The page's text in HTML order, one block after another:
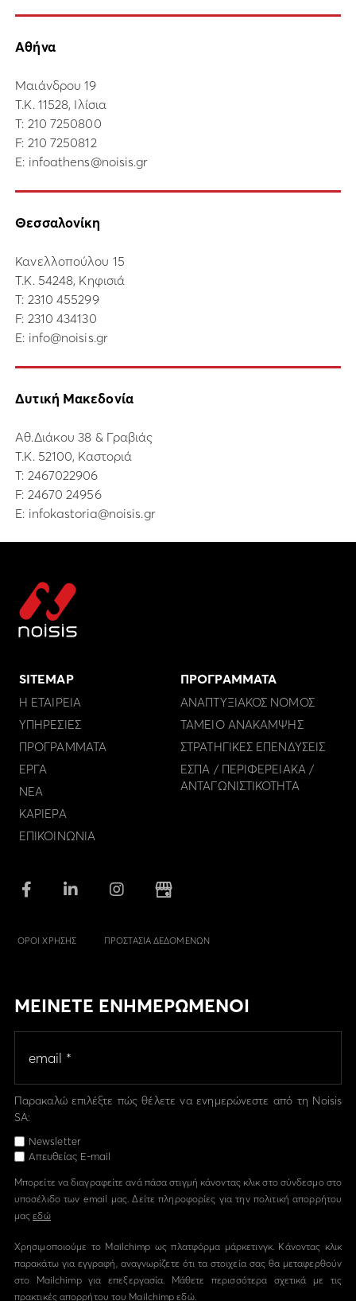
Αθήνα
Μαιάνδρου 19
Τ.Κ. 11528, Ιλίσια
Τ: 210 7250800
F: 210 7250812
E: infoathens@noisis.gr
Θεσσαλονίκη
Κανελλοπούλου 15
Τ.Κ. 54248, Κηφισιά
Τ: 2310 455299
F: 2310 434130
E: info@noisis.gr
Δυτική Μακεδονία
Αθ.Διάκου 38 & Γραβιάς
Τ.Κ. 52100, Καστοριά
Τ: 2467022906
F: 24670 24956
E: infokastoria@noisis.gr
SITEMAP
Η ΕΤΑΙΡΕΙΑ
ΥΠΗΡΕΣΙΕΣ
ΠΡΟΓΡΑΜΜΑΤΑ
ΕΡΓΑ
ΝΕΑ
ΚΑΡΙΕΡΑ
ΕΠΙΚΟΙΝΩΝΙΑ
ΠΡΟΓΡΑΜΜΑΤΑ
ΑΝΑΠΤΥΞΙΑΚΟΣ ΝΟΜΟΣ
ΤΑΜΕΙΟ ΑΝΑΚΑΜΨΗΣ
ΣΤΡΑΤΗΓΙΚΕΣ ΕΠΕΝΔΥΣΕΙΣ
ΕΣΠΑ / ΠΕΡΙΦΕΡΕΙΑΚΑ /
ΑΝΤΑΓΩΝΙΣΤΙΚΟΤΗΤΑ
ΟΡΟΙ ΧΡΗΣΗΣ ΠΡΟΣΤΑΣΙΑ ΔΕΔΟΜΕΝΩΝ
ΜΕΙΝΕΤΕ ΕΝΗΜΕΡΩΜΕΝΟΙ
Παρακαλώ επιλέξτε πώς θέλετε να ενημερώνεστε από τη Noisis
SA:
Newsletter
Απευθείας E-mail
Μπορείτε να διαγραφείτε ανά πάσα στιγμή κάνοντας κλικ στο σύνδεσμο στο
υποσέλιδο των email μας. Δείτε πληροφορίες για την πολιτική απορρήτου
μαςεδώ
Χρησιμοποιούμε το Mailchimp ως πλατφόρμα μάρκετινγκ. Κάνοντας κλικ
παρακάτω για εγγραφή, αναγνωρίζετε ότι τα στοιχεία σας θα μεταφερθούν
στο Mailchimp για επεξεργασία. Μάθετε περισσότερα σχετικά με τις
πρακτικές απορρήτου του Mailchimpεδώ.